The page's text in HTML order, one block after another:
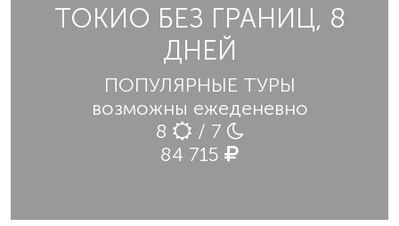
ТОКИО БЕЗ ГРАНИЦ, 8
ДНЕЙ
ПОПУЛЯРНЫЕ ТУРЫ
возможны ежеденевно
8
/ 7
84 715